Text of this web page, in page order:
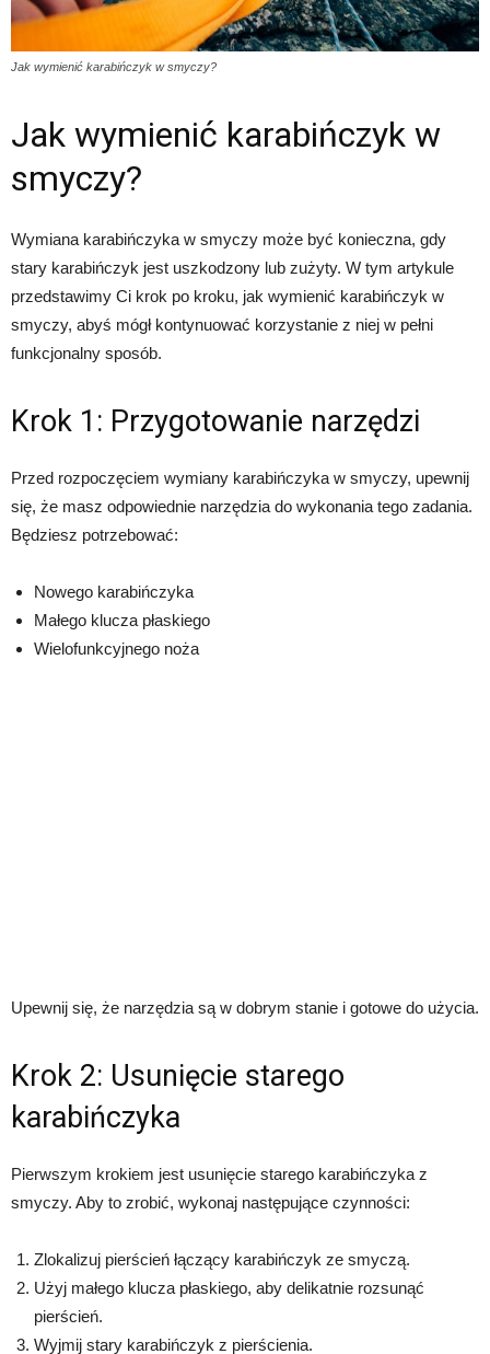
Jak wymienić karabińczyk w smyczy?
Jak wymienić karabińczyk w
smyczy?
Wymiana karabińczyka w smyczy może być konieczna, gdy
stary karabińczyk jest uszkodzony lub zużyty. W tym artykule
przedstawimy Ci krok po kroku, jak wymienić karabińczyk w
smyczy, abyś mógł kontynuować korzystanie z niej w pełni
funkcjonalny sposób.
Krok 1: Przygotowanie narzędzi
Przed rozpoczęciem wymiany karabińczyka w smyczy, upewnij
się, że masz odpowiednie narzędzia do wykonania tego zadania.
Będziesz potrzebować:
Nowego karabińczyka
Małego klucza płaskiego
Wielofunkcyjnego noża
Upewnij się, że narzędzia są w dobrym stanie i gotowe do użycia.
Krok 2: Usunięcie starego
karabińczyka
Pierwszym krokiem jest usunięcie starego karabińczyka z
smyczy. Aby to zrobić, wykonaj następujące czynności:
Zlokalizuj pierścień łączący karabińczyk ze smyczą.
Użyj małego klucza płaskiego, aby delikatnie rozsunąć
pierścień.
Wyjmij stary karabińczyk z pierścienia.